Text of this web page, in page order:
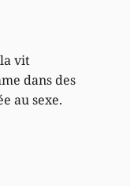
vit
dans des
au sexe.